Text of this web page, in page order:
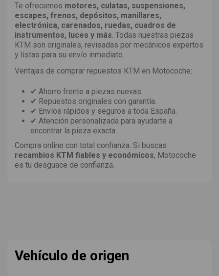
Te ofrecemos motores, culatas, suspensiones,
escapes, frenos, depósitos, manillares,
electrónica, carenados, ruedas, cuadros de
instrumentos, luces y más . Todas nuestras piezas
KTM son originales, revisadas por mecánicos expertos
y listas para su envío inmediato.
Ventajas de comprar repuestos KTM en Motocoche:
✔ Ahorro frente a piezas nuevas.
✔ Repuestos originales con garantía.
✔ Envíos rápidos y seguros a toda España.
✔ Atención personalizada para ayudarte a
encontrar la pieza exacta.
Compra online con total confianza. Si buscas
recambios KTM fiables y económicos, Motocoche
es tu desguace de confianza.
Vehículo de origen